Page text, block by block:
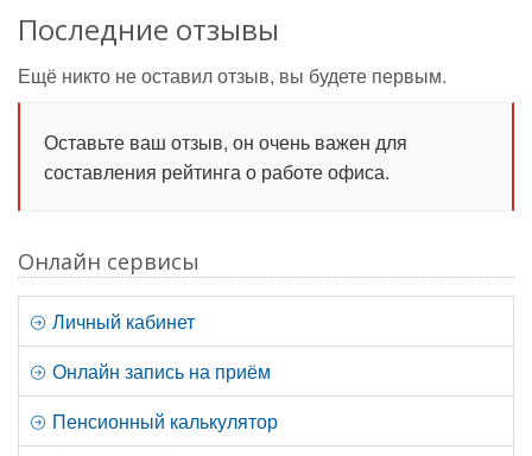
Последние отзывы
Ещё никто не оставил отзыв, вы будете первым.
Оставьте ваш отзыв, он очень важен для
составления рейтинга о работе офиса.
Онлайн сервисы
Личный кабинет
Онлайн запись на приём
Пенсионный калькулятор